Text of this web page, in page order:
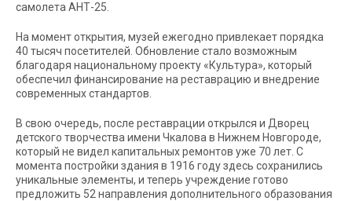
самолета АНТ-25.
На момент открытия, музей ежегодно привлекает порядка
40 тысяч посетителей. Обновление стало возможным
благодаря национальному проекту «Культура», который
обеспечил финансирование на реставрацию и внедрение
современных стандартов.
В свою очередь, после реставрации открылся и Дворец
детского творчества имени Чкалова в Нижнем Новгороде,
который не видел капитальных ремонтов уже 70 лет. С
момента постройки здания в 1916 году здесь сохранились
уникальные элементы, и теперь учреждение готово
предложить 52 направления дополнительного образования